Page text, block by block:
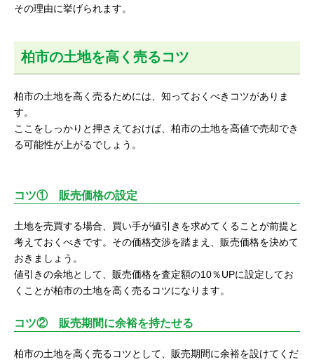
その理由に挙げられます。
柏市の土地を高く売るコツ
柏市の土地を高く売るためには、知っておくべきコツがありま
す。
ここをしっかりと押さえておけば、柏市の土地を高値で売却でき
る可能性が上がるでしょう。
コツ① 販売価格の設定
土地を売買する場合、買い手が値引きを求めてくることが前提と
考えておくべきです。その価格交渉を踏まえ、販売価格を決めて
おきましょう。
値引きの余地として、販売価格を査定額の10％UPに設定してお
くことが柏市の土地を高く売るコツになります。
コツ② 販売期間に余裕を持たせる
柏市の土地を高く売るコツとして、販売期間に余裕を設けてくだ